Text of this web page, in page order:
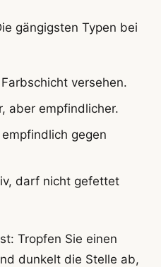
gängigsten Typen bei
versehen.
aber empfindlicher.
gegen
darf nicht gefettet
Tropfen Sie einen
dunkelt die Stelle ab,